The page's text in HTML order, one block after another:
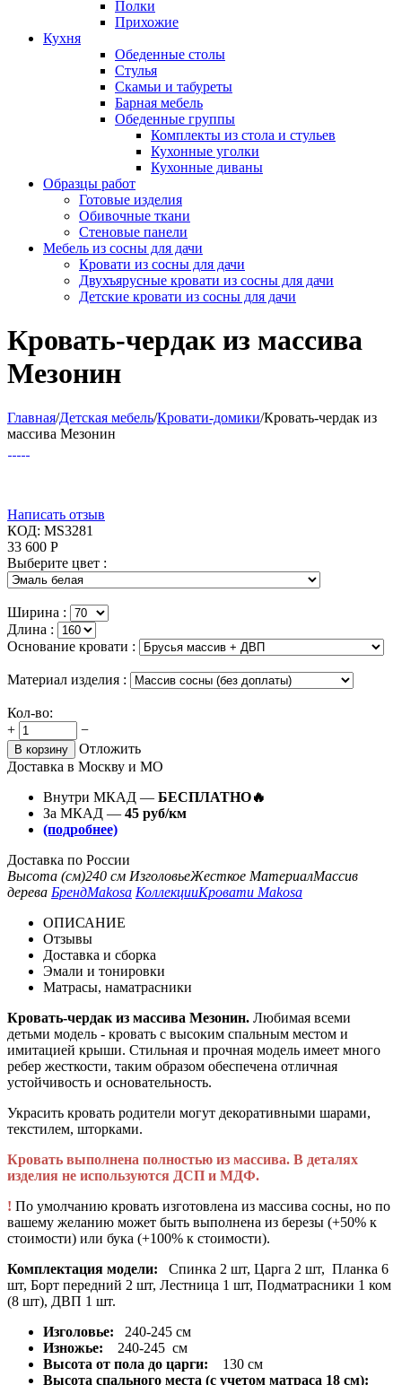
Полки
Прихожие
Кухня
Обеденные столы
Стулья
Скамьи и табуреты
Барная мебель
Обеденные группы
Комплекты из стола и стульев
Кухонные уголки
Кухонные диваны
Образцы работ
Готовые изделия
Обивочные ткани
Стеновые панели
Мебель из сосны для дачи
Кровати из сосны для дачи
Двухъярусные кровати из сосны для дачи
Детские кровати из сосны для дачи
Кровать-чердак из массива
Мезонин
Главная/Детская мебель/Кровати-домики/Кровать-чердак из
массива Мезонин
Написать отзыв
КОД: MS3281
33 600 Р
Выберите цвет :
Ширина :
Длина :
Основание кровати :
Материал изделия :
Кол-во:
+
−
В корзину
Отложить
Доставка в Москву и МО
Внутри МКАД — БЕСПЛАТНО🔥
За МКАД — 45 руб/км
(подробнее)
Доставка по России
Высота (см)240 см ИзголовьеЖесткое МатериалМассив
дерева БрендMakosa КоллекцииКровати Makosa
ОПИСАНИЕ
Отзывы
Доставка и сборка
Эмали и тонировки
Матрасы, наматрасники
Кровать-чердак из массива Мезонин. Любимая всеми
детьми модель - кровать с высоким спальным местом и
имитацией крыши. Стильная и прочная модель имеет много
ребер жесткости, таким образом обеспечена отличная
устойчивость и основательность.
Украсить кровать родители могут декоративными шарами,
текстилем, шторками.
Кровать выполнена полностью из массива. В деталях
изделия не используются ДСП и МДФ.
! По умолчанию кровать изготовлена из массива сосны, но по
вашему желанию может быть выполнена из березы (+50% к
стоимости) или бука (+100% к стоимости).
Комплектация модели: Спинка 2 шт, Царга 2 шт, Планка 6
шт, Борт передний 2 шт, Лестница 1 шт, Подматрасники 1 ком
(8 шт), ДВП 1 шт.
Изголовье:
240-245 см
Изножье: 240-245 см
Высота от пола до царги: 130 см
Высота спального места (с учетом матраса 18 см):